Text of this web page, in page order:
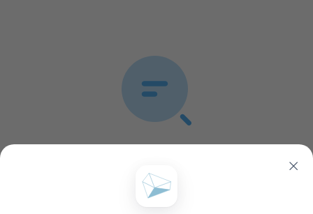
В ленте не обнаружено ни одной публикации